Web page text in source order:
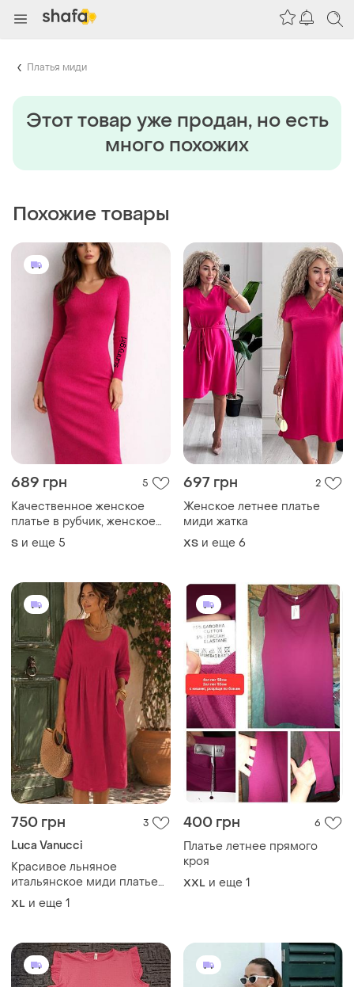
Платья миди
Этот товар уже продан, но есть
много похожих
Похожие товары
689 грн 5
Качественное женское
платье в рубчик, женское
платье, розовое платье
S и еще 5
697 грн 2
Женское летнее платье
миди жатка
ХS и еще 6
750 грн 3
Luca Vanucci
Красивое льняное
итальянское миди платье
16-18
XL и еще 1
400 грн 6
Платье летнее прямого
кроя
XXL и еще 1